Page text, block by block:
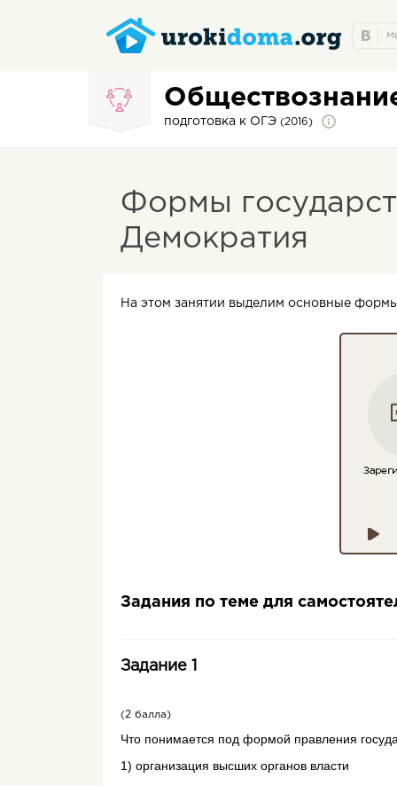
подготовка к ОГЭ (2016)
Формы
Демократия
На этом занятии выделим основные
Задания по теме для
Задание 1
(2 балла)
Что по­ни­ма­ет­ся под фор­мой прав­ле­ния
1) ор­га­ни­за­ция выс­ших ор­га­нов вла­сти